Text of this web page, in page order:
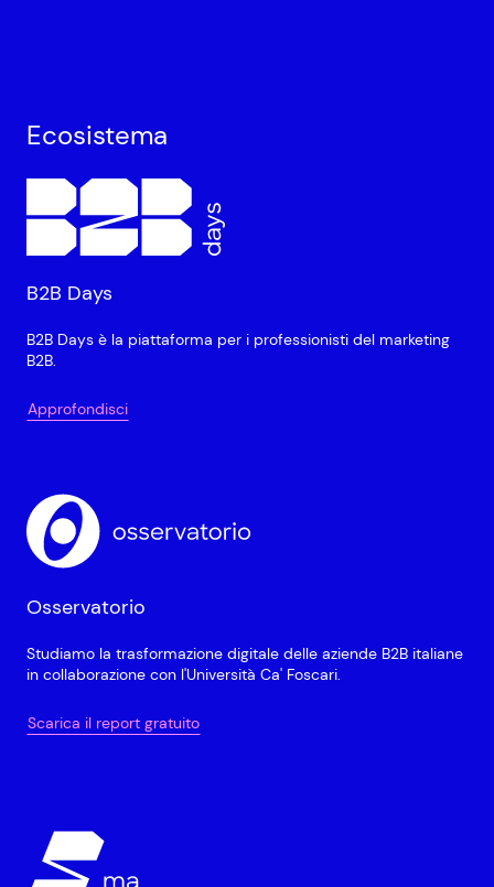
Ecosistema
B2B Days
B2B Days è la piattaforma per i professionisti del marketing
B2B.
Approfondisci
Osservatorio
Studiamo la trasformazione digitale delle aziende B2B italiane
in collaborazione con l'Università Ca' Foscari.
Scarica il report gratuito